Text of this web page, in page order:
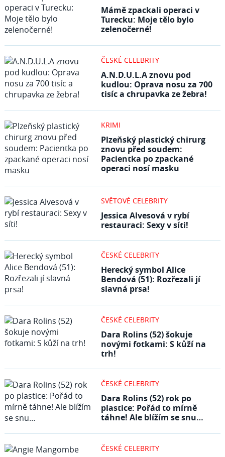
Mámě zpackali operaci v
Turecku: Moje tělo bylo
zelenočerné!
ČESKÉ CELEBRITY
A.N.D.U.L.A znovu pod
kudlou: Oprava nosu za 700
tisíc a chrupavka ze žebra!
KRIMI
Plzeňský plastický chirurg
znovu před soudem:
Pacientka po zpackané
operaci nosí masku
SVĚTOVÉ CELEBRITY
Jessica Alvesová v rybí
restauraci: Sexy v síti!
ČESKÉ CELEBRITY
Herecký symbol Alice
Bendová (51): Rozřezali jí
slavná prsa!
ČESKÉ CELEBRITY
Dara Rolins (52) šokuje
novými fotkami: S kůží na
trh!
ČESKÉ CELEBRITY
Dara Rolins (52) rok po
plastice: Pořád to mírně
táhne! Ale blížím se snu…
ČESKÉ CELEBRITY